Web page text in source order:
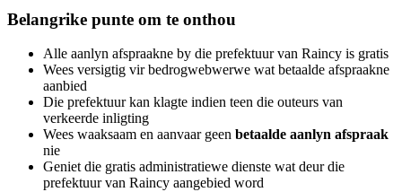
Belangrike punte om te onthou
Alle aanlyn afspraakne by die prefektuur van Raincy is gratis
Wees versigtig vir bedrogwebwerwe wat betaalde afspraakne
aanbied
Die prefektuur kan klagte indien teen die outeurs van
verkeerde inligting
Wees waaksaam en aanvaar geen betaalde aanlyn afspraak
nie
Geniet die gratis administratiewe dienste wat deur die
prefektuur van Raincy aangebied word